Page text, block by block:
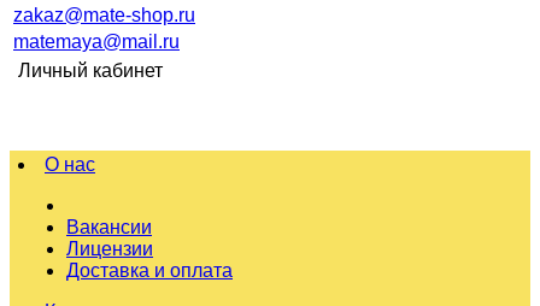
zakaz@mate-shop.ru
matemaya@mail.ru
Личный кабинет
О нас
Вакансии
Лицензии
Доставка и оплата